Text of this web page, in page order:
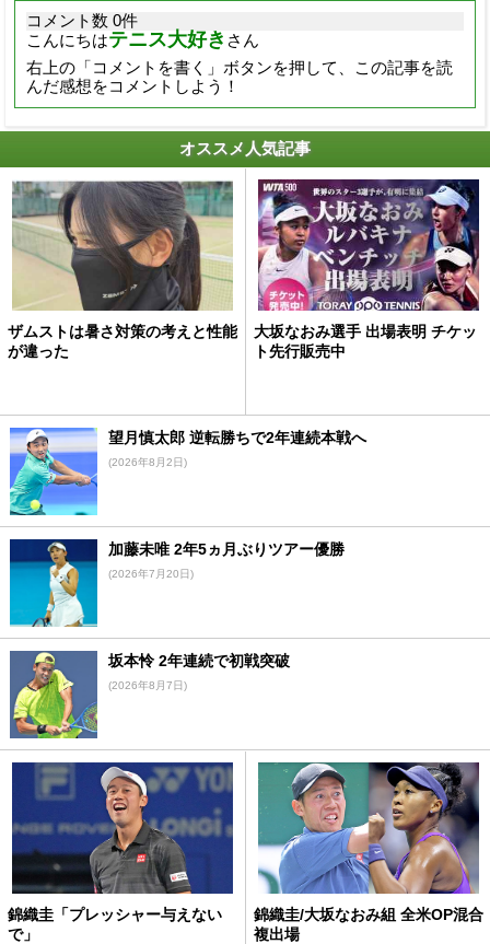
コメント数 0件
こんにちはテニス大好き さん
右上の「コメントを書く」ボタンを押して、この記事を読
んだ感想をコメントしよう！
オススメ人気記事
ザムストは暑さ対策の考えと性能
が違った
大坂なおみ選手 出場表明 チケッ
ト先行販売中
望月慎太郎 逆転勝ちで2年連続本戦へ
(2026年8月2日)
加藤未唯 2年5ヵ月ぶりツアー優勝
(2026年7月20日)
坂本怜 2年連続で初戦突破
(2026年8月7日)
錦織圭「プレッシャー与えない
で」
錦織圭/大坂なおみ組 全米OP混合
複出場